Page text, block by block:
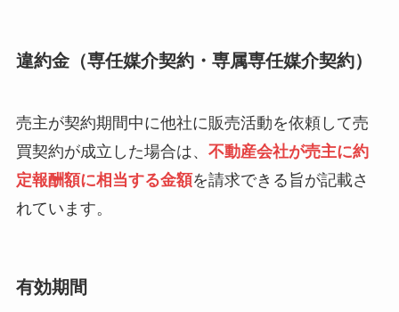
違約金（専任媒介契約・専属専任媒介契約）
売主が契約期間中に他社に販売活動を依頼して売
買契約が成立した場合は、 不動産会社が売主に約
定報酬額に相当する金額を請求できる旨が記載さ
れています。
有効期間